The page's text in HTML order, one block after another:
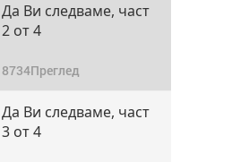
Да Ви следваме, част
2 от 4
8734Преглед
Да Ви следваме, част
3 от 4